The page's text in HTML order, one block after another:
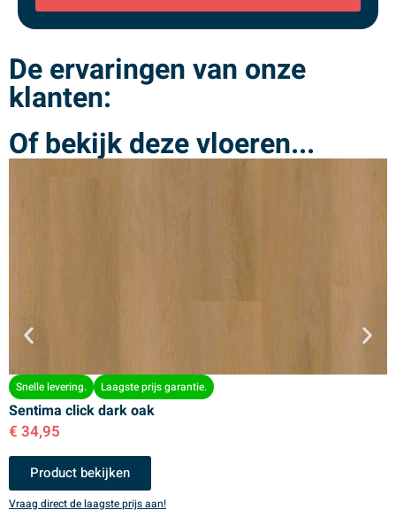
De ervaringen van onze
klanten:
Of bekijk deze vloeren...
Snelle levering. Laagste prijs garantie.
Sentima click dark oak
€ 34,95
Product bekijken
Vraag direct de laagste prijs aan!